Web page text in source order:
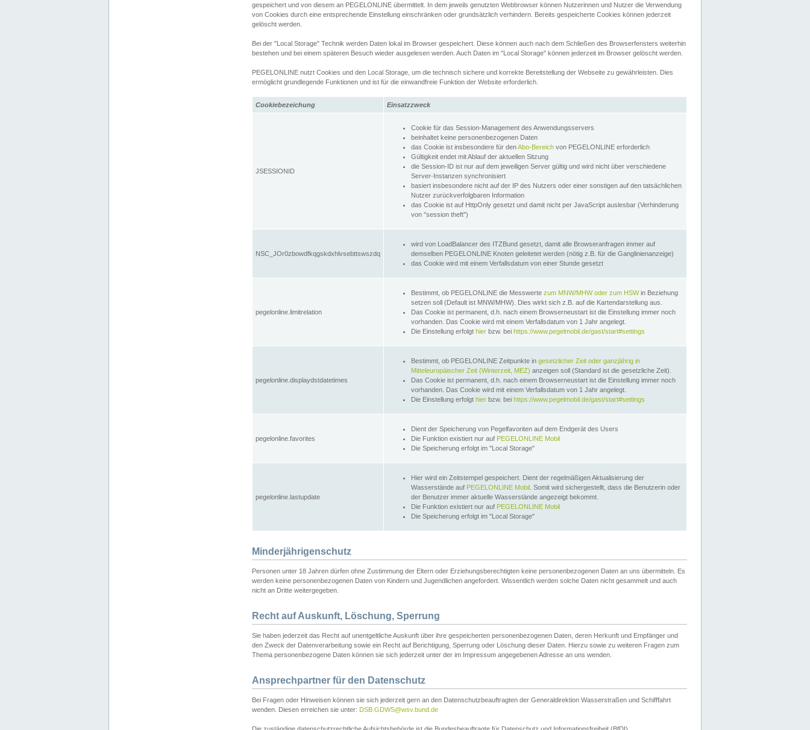
gespeichert und von diesem an PEGELONLINE übermittelt. In dem jeweils genutzten Webbrowser können Nutzerinnen und Nutzer die Verwendung
von Cookies durch eine entsprechende Einstellung einschränken oder grundsätzlich verhindern. Bereits gespeicherte Cookies können jederzeit
gelöscht werden.
Bei der "Local Storage" Technik werden Daten lokal im Browser gespeichert. Diese können auch nach dem Schließen des Browserfensters weiterhin
bestehen und bei einem späteren Besuch wieder ausgelesen werden. Auch Daten im "Local Storage" können jederzeit im Browser gelöscht werden.
PEGELONLINE nutzt Cookies und den Local Storage, um die technisch sichere und korrekte Bereitstellung der Webseite zu gewährleisten. Dies
ermöglicht grundlegende Funktionen und ist für die einwandfreie Funktion der Website erforderlich.
Cookiebezeichung Einsatzzweck
JSESSIONID
Cookie für das Session-Management des Anwendungsservers
beinhaltet keine personenbezogenen Daten
das Cookie ist insbesondere für denAbo-Bereich von PEGELONLINE erforderlich
Gültigkeit endet mit Ablauf der aktuellen Sitzung
die Session-ID ist nur auf dem jeweiligen Server gültig und wird nicht über verschiedene
Server-Instanzen synchronisiert
basiert insbesondere nicht auf der IP des Nutzers oder einer sonstigen auf den tatsächlichen
Nutzer zurückverfolgbaren Information
das Cookie ist auf HttpOnly gesetzt und damit nicht per JavaScript auslesbar (Verhinderung
von "session theft")
NSC_JOr0zbowdfkqgskdxhlvsebttswszdq
wird von LoadBalancer des ITZBund gesetzt, damit alle Browseranfragen immer auf
demselben PEGELONLINE Knoten geleitetet werden (nötig z.B. für die Ganglinienanzeige)
das Cookie wird mit einem Verfallsdatum von einer Stunde gesetzt
pegelonline.limitrelation
Bestimmt, ob PEGELONLINE die Messwerte zum MNW/MHW oder zum HSWin Beziehung
setzen soll (Default ist MNW/MHW). Dies wirkt sich z.B. auf die Kartendarstellung aus.
Das Cookie ist permanent, d.h. nach einem Browserneustart ist die Einstellung immer noch
vorhanden. Das Cookie wird mit einem Verfallsdatum von 1 Jahr angelegt.
Die Einstellung erfolgt hier bzw. bei https://www.pegelmobil.de/gast/start#settings
pegelonline.displaydstdatetimes
Bestimmt, ob PEGELONLINE Zeitpunkte in gesetzlicher Zeit oder ganzjährig in
Mitteleuropäischer Zeit (Winterzeit, MEZ) anzeigen soll (Standard ist die gesetzliche Zeit).
Das Cookie ist permanent, d.h. nach einem Browserneustart ist die Einstellung immer noch
vorhanden. Das Cookie wird mit einem Verfallsdatum von 1 Jahr angelegt.
Die Einstellung erfolgt hier bzw. bei https://www.pegelmobil.de/gast/start#settings
pegelonline.favorites
Dient der Speicherung von Pegelfavoriten auf dem Endgerät des Users
Die Funktion existiert nur auf PEGELONLINE Mobil
Die Speicherung erfolgt im "Local Storage"
pegelonline.lastupdate
Hier wird ein Zeitstempel gespeichert. Dient der regelmäßigen Aktualisierung der
Wasserstände auf PEGELONLINE Mobil . Somit wird sichergestellt, dass die Benutzerin oder
der Benutzer immer aktuelle Wasserstände angezeigt bekommt.
Die Funktion existiert nur auf PEGELONLINE Mobil
Die Speicherung erfolgt im "Local Storage"
Minderjährigenschutz
Personen unter 18 Jahren dürfen ohne Zustimmung der Eltern oder Erziehungsberechtigten keine personenbezogenen Daten an uns übermitteln. Es
werden keine personenbezogenen Daten von Kindern und Jugendlichen angefordert. Wissentlich werden solche Daten nicht gesammelt und auch
nicht an Dritte weitergegeben.
Recht auf Auskunft, Löschung, Sperrung
Sie haben jederzeit das Recht auf unentgeltliche Auskunft über ihre gespeicherten personenbezogenen Daten, deren Herkunft und Empfänger und
den Zweck der Datenverarbeitung sowie ein Recht auf Berichtigung, Sperrung oder Löschung dieser Daten. Hierzu sowie zu weiteren Fragen zum
Thema personenbezogene Daten können sie sich jederzeit unter der im Impressum angegebenen Adresse an uns wenden.
Ansprechpartner für den Datenschutz
Bei Fragen oder Hinweisen können sie sich jederzeit gern an den Datenschutzbeauftragten der Generaldirektion Wasserstraßen und Schifffahrt
wenden. Diesen erreichen sie unter: DSB.GDWS@wsv.bund.de